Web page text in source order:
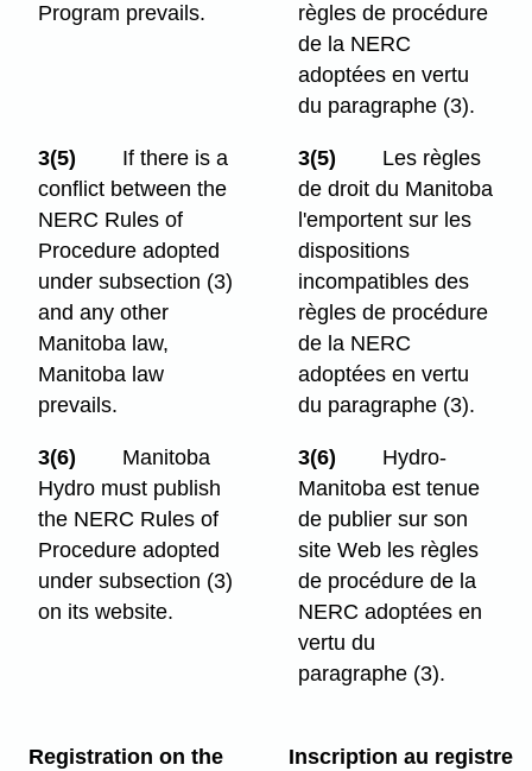
Program prevails.
règles de procédure
de la NERC
adoptées en vertu
du paragraphe (3).
3(5)
If there is a
conflict between the
NERC Rules of
Procedure adopted
under subsection (3)
and any other
Manitoba law,
Manitoba law
prevails.
3(5)
Les règles
de droit du Manitoba
l'emportent sur les
dispositions
incompatibles des
règles de procédure
de la NERC
adoptées en vertu
du paragraphe (3).
3(6)
Manitoba
Hydro must publish
the NERC Rules of
Procedure adopted
under subsection (3)
on its website.
3(6)
Hydro-
Manitoba est tenue
de publier sur son
site Web les règles
de procédure de la
NERC adoptées en
vertu du
paragraphe (3).
Registration on the
Inscription au registre